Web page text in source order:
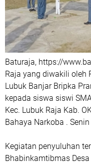
Baturaja, https://
Raja yang diwakili oleh
Lubuk Banjar Bripka
kepada siswa siswi
Kec. Lubuk Raja Kab.
Bahaya Narkoba .
Kegiatan penyuluhan
Bhabinkamtibmas